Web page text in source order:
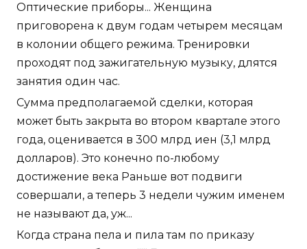
Оптические приборы... Женщина
приговорена к двум годам четырем месяцам
в колонии общего режима. Тренировки
проходят под зажигательную музыку, длятся
занятия один час.
Сумма предполагаемой сделки, которая
может быть закрыта во втором квартале этого
года, оценивается в 300 млрд иен (3,1 млрд
долларов). Это конечно по-любому
достижение века Раньше вот подвиги
совершали, а теперь 3 недели чужим именем
не называют да, уж...
Когда страна пела и пила там по приказу